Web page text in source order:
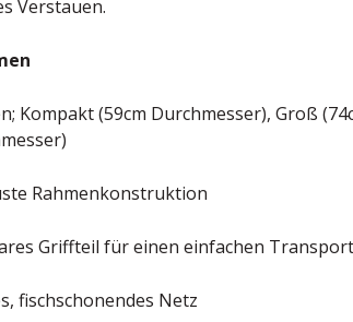
Verstauen.
Kompakt (59cm Durchmesser), Groß
Rahmenkonstruktion
Griffteil für einen einfachen
fischschonendes Netz